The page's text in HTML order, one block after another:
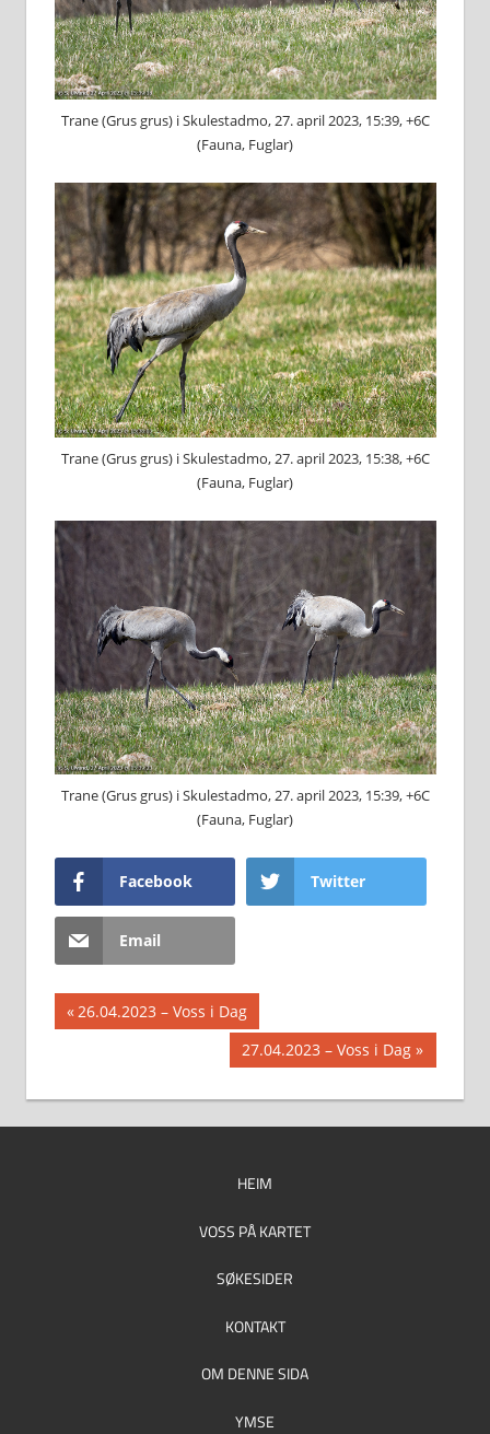
Trane (Grus grus) i Skulestadmo, 27. april 2023, 15:39, +6C
(Fauna, Fuglar)
Trane (Grus grus) i Skulestadmo, 27. april 2023, 15:38, +6C
(Fauna, Fuglar)
Trane (Grus grus) i Skulestadmo, 27. april 2023, 15:39, +6C
(Fauna, Fuglar)
Facebook Twitter
Email
Innleggsnavigasjon
Previous
Post:
26.04.2023 – Voss i Dag
Next
Post:
27.04.2023 – Voss i Dag
HEIM
VOSS PÅ KARTET
SØKESIDER
KONTAKT
OM DENNE SIDA
YMSE